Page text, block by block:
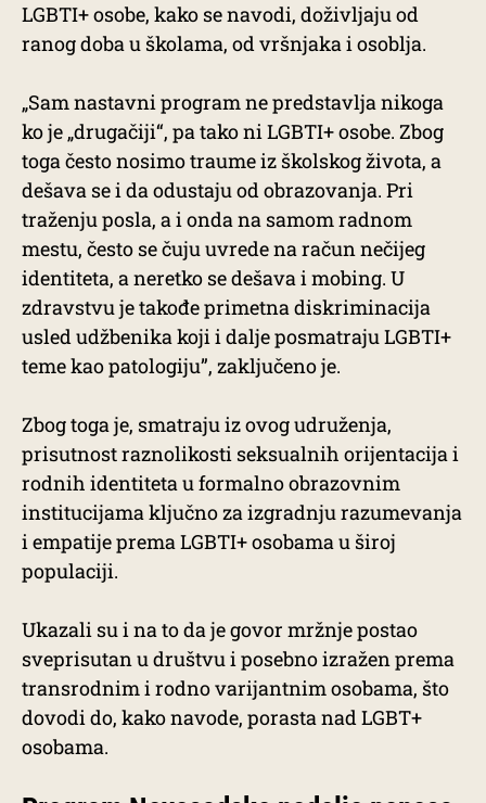
LGBTI+ osobe, kako se navodi, doživljaju od
ranog doba u školama, od vršnjaka i osoblja.
„Sam nastavni program ne predstavlja nikoga
ko je „drugačiji“, pa tako ni LGBTI+ osobe. Zbog
toga često nosimo traume iz školskog života, a
dešava se i da odustaju od obrazovanja. Pri
traženju posla, a i onda na samom radnom
mestu, često se čuju uvrede na račun nečijeg
identiteta, a neretko se dešava i mobing. U
zdravstvu je takođe primetna diskriminacija
usled udžbenika koji i dalje posmatraju LGBTI+
teme kao patologiju”, zaključeno je.
Zbog toga je, smatraju iz ovog udruženja,
prisutnost raznolikosti seksualnih orijentacija i
rodnih identiteta u formalno obrazovnim
institucijama ključno za izgradnju razumevanja
i empatije prema LGBTI+ osobama u široj
populaciji.
Ukazali su i na to da je govor mržnje postao
sveprisutan u društvu i posebno izražen prema
transrodnim i rodno varijantnim osobama, što
dovodi do, kako navode, porasta nad LGBT+
osobama.